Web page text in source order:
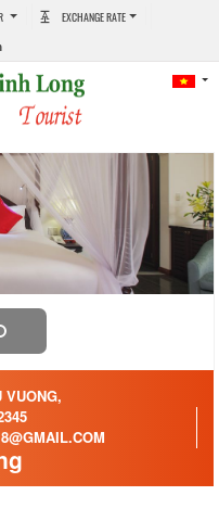
EXCHANGE RATE
VUONG,